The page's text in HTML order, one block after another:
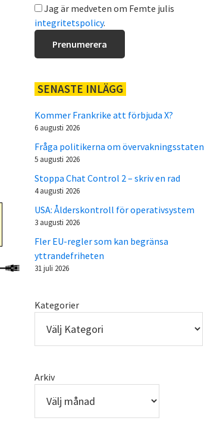
Jag är medveten om Femte julis
integritetspolicy.
SENASTE INLÄGG
Kommer Frankrike att förbjuda X?
6 augusti 2026
Fråga politikerna om övervakningsstaten
5 augusti 2026
Stoppa Chat Control 2 – skriv en rad
4 augusti 2026
USA: Ålderskontroll för operativsystem
3 augusti 2026
Fler EU-regler som kan begränsa
yttrandefriheten
31 juli 2026
Kategorier
Arkiv